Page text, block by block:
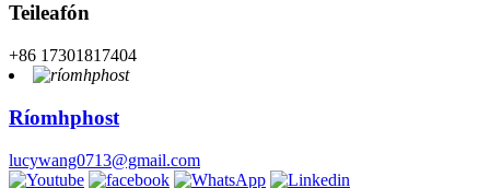
Teileafón
+86 17301817404
Ríomhphost
lucywang0713@gmail.com